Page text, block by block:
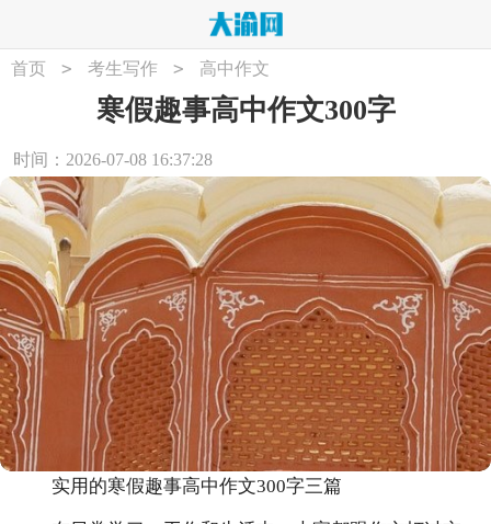
首页 > 考生写作 > 高中作文
寒假趣事高中作文300字
时间：2026-07-08 16:37:28
实用的寒假趣事高中作文300字三篇